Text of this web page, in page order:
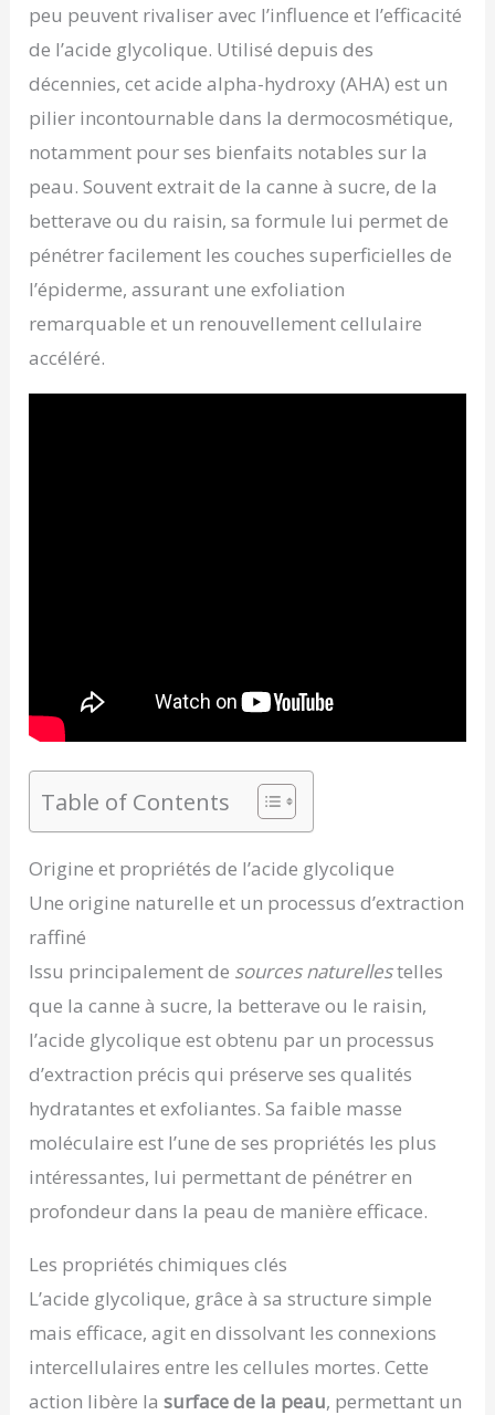
peu peuvent rivaliser avec l’influence et l’efficacité
de l’acide glycolique. Utilisé depuis des
décennies, cet acide alpha-hydroxy (AHA) est un
pilier incontournable dans la dermocosmétique,
notamment pour ses bienfaits notables sur la
peau. Souvent extrait de la canne à sucre, de la
betterave ou du raisin, sa formule lui permet de
pénétrer facilement les couches superficielles de
l’épiderme, assurant une exfoliation
remarquable et un renouvellement cellulaire
accéléré.
Table of Contents
Origine et propriétés de l’acide glycolique
Une origine naturelle et un processus d’extraction
raffiné
Issu principalement de sources naturellestelles
que la canne à sucre, la betterave ou le raisin,
l’acide glycolique est obtenu par un processus
d’extraction précis qui préserve ses qualités
hydratantes et exfoliantes. Sa faible masse
moléculaire est l’une de ses propriétés les plus
intéressantes, lui permettant de pénétrer en
profondeur dans la peau de manière efficace.
Les propriétés chimiques clés
L’acide glycolique, grâce à sa structure simple
mais efficace, agit en dissolvant les connexions
intercellulaires entre les cellules mortes. Cette
action libère lasurface de la peau, permettant un